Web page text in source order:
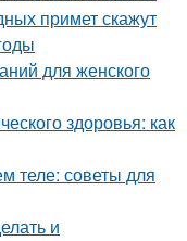
примет скажут
для женского
здоровья: как
теле: советы для
и